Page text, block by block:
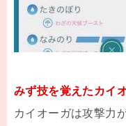
みず技を覚えたカイ
カイオーガは攻撃力